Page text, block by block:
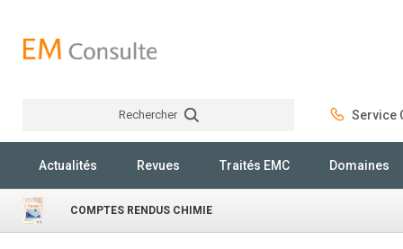
Rechercher Service
Actualités Revues Traités EMC Domaines
COMPTES RENDUS CHIMIE